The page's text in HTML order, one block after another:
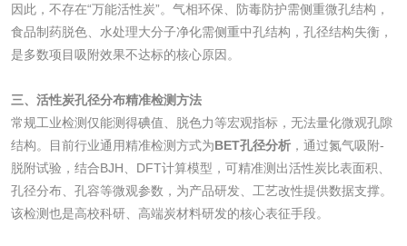
因此，不存在“万能活性炭”。气相环保、防毒防护需侧重微孔结构，
食品制药脱色、水处理大分子净化需侧重中孔结构，孔径结构失衡，
是多数项目吸附效果不达标的核心原因。
三、活性炭孔径分布精准检测方法
常规工业检测仅能测得碘值、脱色力等宏观指标，无法量化微观孔隙
结构。目前行业通用精准检测方式为BET孔径分析 ，通过氮气吸附-
脱附试验，结合BJH、DFT计算模型，可精准测出活性炭比表面积、
孔径分布、孔容等微观参数，为产品研发、工艺改性提供数据支撑。
该检测也是高校科研、高端炭材料研发的核心表征手段。
检测
木质净水用活性炭
检测
肥料检测 微生物肥料检测
化肥检测 微生物菌剂检测